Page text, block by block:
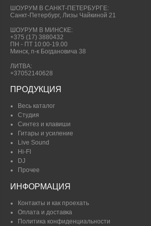
ШОУРУМ В САНКТ-ПЕТЕРБУРГЕ:
Санкт-Петербург, Лизы Чайкиной 21
ШОУРУМ В МИНСКЕ:
+375 (17) 3880432
ПН - ПТ 10:00-19.00
Минск, п-к Богдановича 38
ЛИТВА:
+37052140628
ПРОДУКЦИЯ
Весь каталог
Студия
Синтез и клавиши
Гитары и усиление
Live Sound
Hi-FI
DJ
Прочее
ИНФОРМАЦИЯ
Контакты и как проехать
Оплата и доставка
Политика конфиденциальности